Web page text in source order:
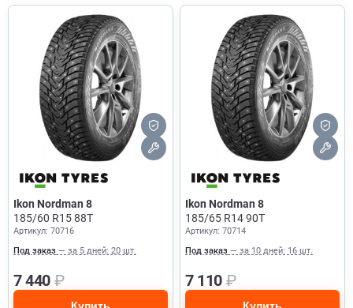
Ikon Nordman 8
185/60 R15 88T
Артикул: 70716
Под заказ — за 5 дней: 20 шт.
7 440 ₽
Ikon Nordman 8
185/65 R14 90T
Артикул: 70714
Под заказ — за 10 дней: 16 шт.
7 110 ₽